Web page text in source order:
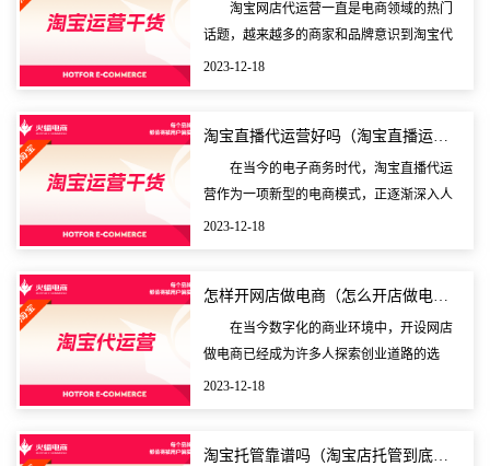
淘宝网店代运营一直是电商领域的热门
话题，越来越多的商家和品牌意识到淘宝代
运营对于在线销售业务的重要性。从提升店
2023-12-18
淘宝直播代运营好吗（淘宝直播运营是做什么的工作）
在当今的电子商务时代，淘宝直播代运
营作为一项新型的电商模式，正逐渐深入人
们的生活。在淘宝直播代运营的世界里，流
2023-12-18
怎样开网店做电商（怎么开店做电商）
在当今数字化的商业环境中，开设网店
做电商已经成为许多人探索创业道路的选
择。对于许多初次尝试者来说，开店做电商
2023-12-18
淘宝托管靠谱吗（淘宝店托管到底怎么样）